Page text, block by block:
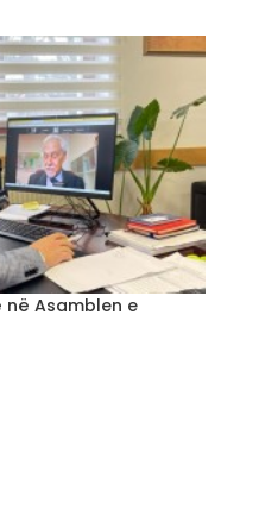
në Asamblen e